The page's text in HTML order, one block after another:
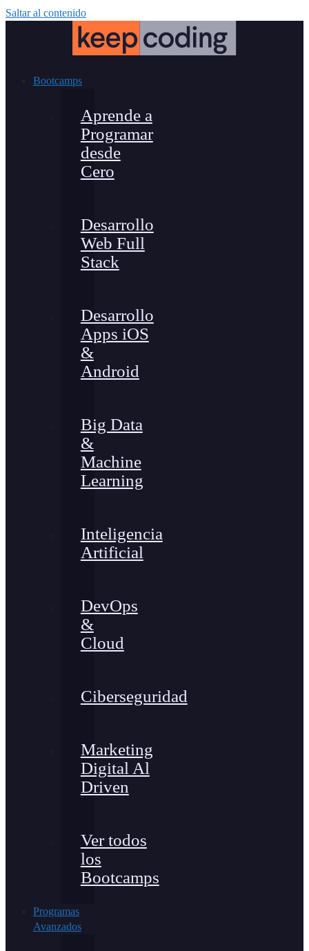
Saltar al contenido
Bootcamps
Aprende a
Programar
desde
Cero
Desarrollo
Web Full
Stack
Desarrollo
Apps iOS
&
Android
Big Data
&
Machine
Learning
Inteligencia
Artificial
DevOps
&
Cloud
Ciberseguridad
Marketing
Digital Al
Driven
Ver todos
los
Bootcamps
Programas
Avanzados